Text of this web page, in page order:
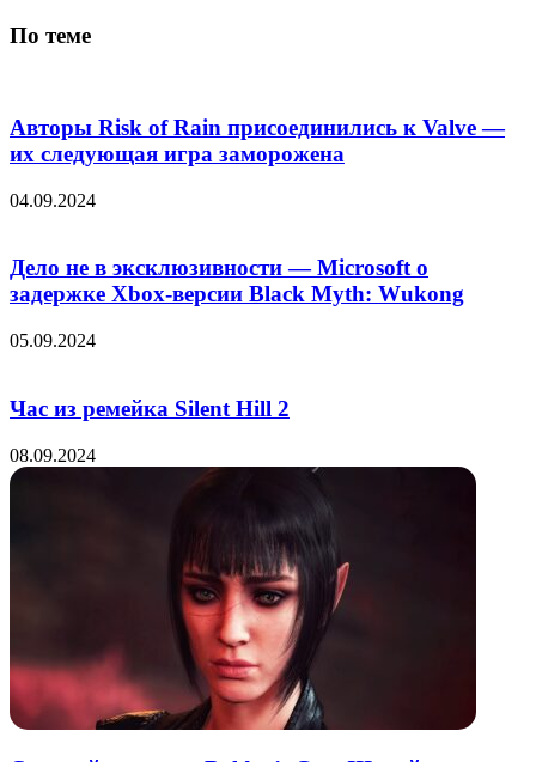
По теме
Авторы Risk of Rain присоединились к Valve —
их следующая игра заморожена
04.09.2024
Дело не в эксклюзивности — Microsoft о
задержке Xbox-версии Black Myth: Wukong
05.09.2024
Час из ремейка Silent Hill 2
08.09.2024